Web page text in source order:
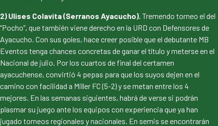
2) Ulises Colavita (Serranos Ayacucho). Tremendo torneo el del
“Pocho”, que también viene derecho en la URD con Defensores de
Ayacucho. Con sus goles, hace creer posible que el debutante MB
Eventos tenga chances concretas de ganar el título y meterse en el
Nacional de julio. Por los cuartos de final del certamen
ayacuchense, convirtió 4 pepas para que los suyos dejen en el
camino con facilidad a Miller FC (5-2) y se metan entre los 4
mejores. En las semanas siguientes, habrá de verse si podrán
plasmar su juego ante los equipos con experiencia que ya han
jugado torneos regionales y nacionales. En semis se encontrarán